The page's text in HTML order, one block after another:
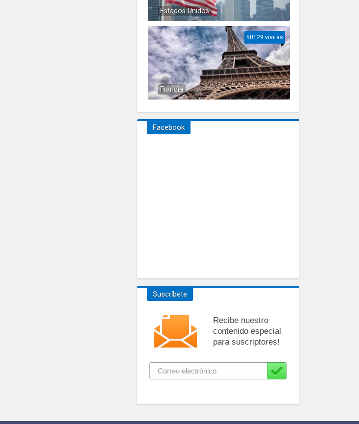
Estados Unidos
Francia
50129 visitas
Facebook
Suscríbete
Recibe nuestro
contenido especial
para suscriptores!